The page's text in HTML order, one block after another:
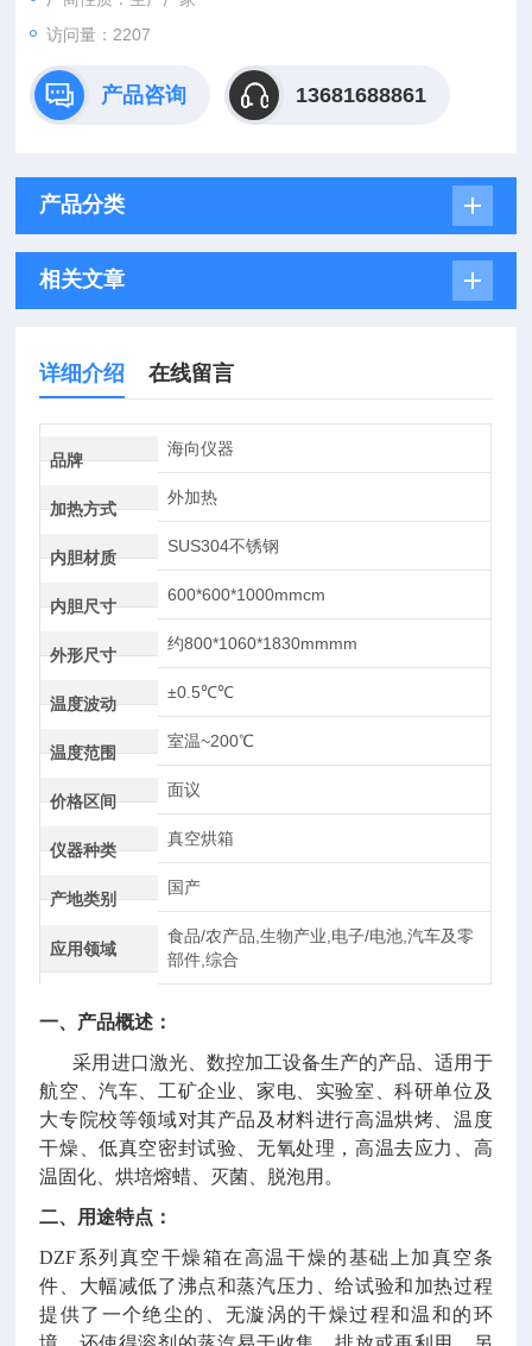
访问量：2207
产品咨询 13681688861
产品分类
相关文章
详细介绍 在线留言
品牌
海向仪器
加热方式
外加热
内胆材质
SUS304不锈钢
内胆尺寸
600*600*1000mmcm
外形尺寸
约800*1060*1830mmmm
温度波动
±0.5℃℃
温度范围
室温~200℃
价格区间
面议
仪器种类
真空烘箱
产地类别
国产
应用领域
食品/农产品,生物产业,电子/电池,汽车及零
部件,综合
一、产品概述：
采用进口激光、数控加工设备生产的产品、适用于
航空、汽车、工矿企业、家电、实验室、科研单位及
大专院校等领域对其产品及材料进行高温烘烤、温度
干燥、低真空密封试验、无氧处理，高温去应力、高
温固化、烘培熔蜡、灭菌、脱泡用。
二、用途特点：
DZF系列真空干燥箱在高温干燥的基础上加真空条
件、大幅减低了沸点和蒸汽压力、给试验和加热过程
提供了一个绝尘的、无漩涡的干燥过程和温和的环